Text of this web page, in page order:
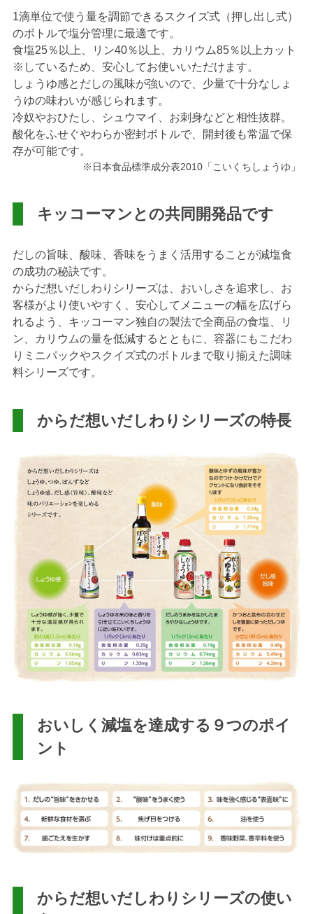
1滴単位で使う量を調節できるスクイズ式（押し出し式）
のボトルで塩分管理に最適です。
食塩25％以上、リン40％以上、カリウム85％以上カット
※しているため、安心してお使いいただけます。
しょうゆ感とだしの風味が強いので、少量で十分なしょ
うゆの味わいが感じられます。
冷奴やおひたし、シュウマイ、お刺身などと相性抜群。
酸化をふせぐやわらか密封ボトルで、開封後も常温で保
存が可能です。
※日本食品標準成分表2010「こいくちしょうゆ」
キッコーマンとの共同開発品です
だしの旨味、酸味、香味をうまく活用することが減塩食
の成功の秘訣です。
からだ想いだしわりシリーズは、おいしさを追求し、お
客様がより使いやすく、安心してメニューの幅を広げら
れるよう、キッコーマン独自の製法で全商品の食塩、リ
ン、カリウムの量を低減するとともに、容器にもこだわ
りミニパックやスクイズ式のボトルまで取り揃えた調味
料シリーズです。
からだ想いだしわりシリーズの特長
おいしく減塩を達成する９つのポイ
ント
からだ想いだしわりシリーズの使い